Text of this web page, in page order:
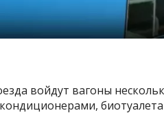
войдут вагоны